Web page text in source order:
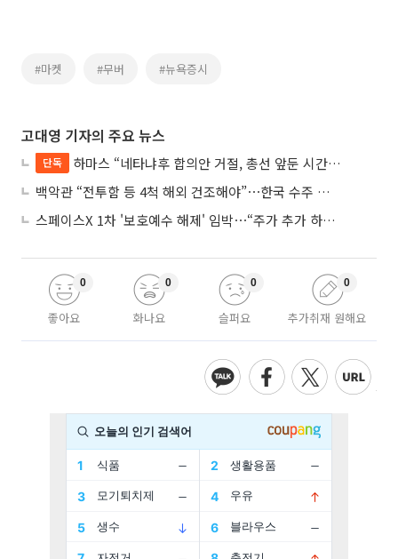
#마켓 #무버 #뉴욕증시
고대영 기자의 주요 뉴스
단독
하마스 “네타냐후 합의안 거절, 총선 앞둔 시간 끌기”
백악관 “전투함 등 4척 해외 건조해야”⋯한국 수주 기대
스페이스X 1차 '보호예수 해제' 임박⋯“주가 추가 하락 가능성”
좋아요
0
화나요
0
슬퍼요
0
추가취재 원해요
0